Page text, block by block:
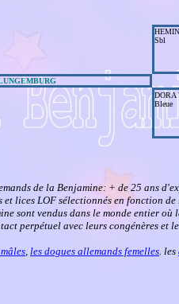
Sbl
DORA
Bleue
de la Benjamine: + de 25 ans
et lices LOF sélectionnés en fonction
sont vendus dans le monde entier
perpétuel avec leurs congénères et
, les dogues allemands femelles. les